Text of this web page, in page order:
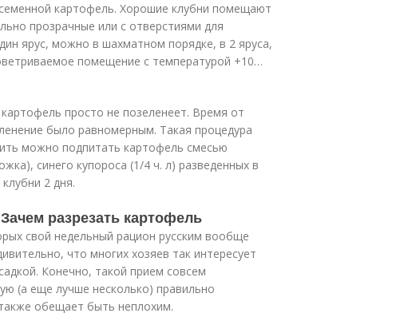
картофель. Хорошие клубни помещают
прозрачные или с отверстиями для
ярус, можно в шахматном порядке, в 2 яруса,
помещение с температурой +10…
просто не позеленеет. Время от
было равномерным. Такая процедура
можно подпитать картофель смесью
синего купороса (1/4 ч. л) разведенных в
2 дня.
разрезать картофель
свой недельный рацион русским вообще
что многих хозяев так интересует
Конечно, такой прием совсем
(а еще лучше несколько) правильно
обещает быть неплохим.